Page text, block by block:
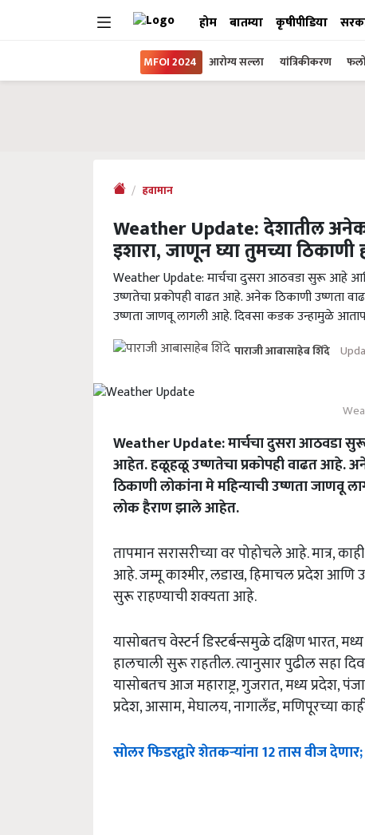
होम बातम्या कृषीपीडिया
MFOI 2024 आरोग्य सल्ला यांत्रिकीकरण
हवामान
Weather Update: देशातील अनेक
इशारा, जाणून घ्या तुमच्या
Weather Update: मार्चचा दुसरा आठवडा सुरू आहे
उष्णतेचा प्रकोपही वाढत आहे. अनेक ठिकाणी उष्णता
उष्णता जाणवू लागली आहे. दिवसा कडक उन्हामुळे
पाराजी आबासाहेब शिंदे
Weather Update: मार्चचा दुसरा आठवडा
आहेत. हळूहळू उष्णतेचा प्रकोपही वाढत आहे.
ठिकाणी लोकांना मे महिन्याची उष्णता
लोक हैराण झाले आहेत.
तापमान सरासरीच्या वर पोहोचले आहे. मात्र,
आहे. जम्मू काश्मीर, लडाख, हिमाचल प्रदेश आणि
सुरू राहण्याची शक्यता आहे.
यासोबतच वेस्टर्न डिस्टर्बन्समुळे दक्षिण भारत,
हालचाली सुरू राहतील. त्यानुसार पुढील सहा
यासोबतच आज महाराष्ट्र, गुजरात, मध्य प्रदेश,
प्रदेश, आसाम, मेघालय, नागालँड, मणिपूरच्या
सोलर फिडरद्वारे शेतकऱ्यांना 12 तास वीज